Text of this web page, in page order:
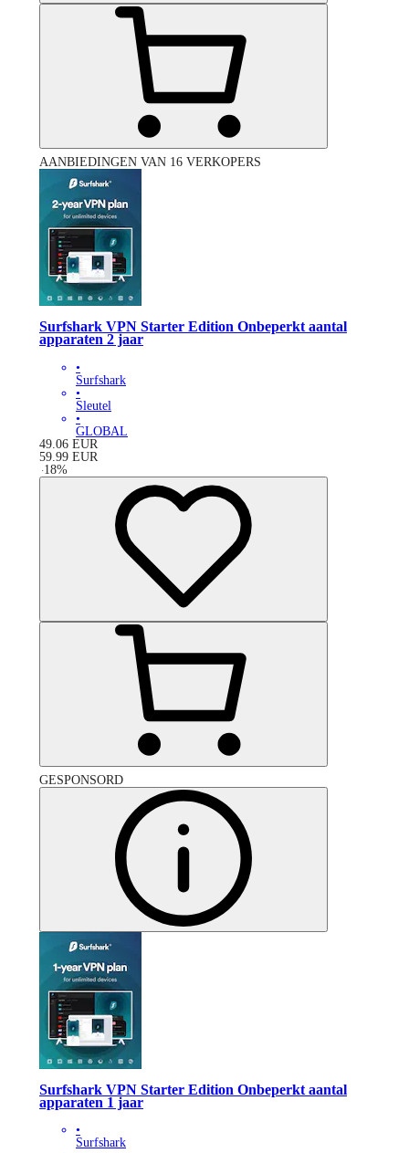
AANBIEDINGEN VAN 16 VERKOPERS
Surfshark VPN Starter Edition Onbeperkt aantal
apparaten 2 jaar
•
Surfshark
•
Sleutel
•
GLOBAL
49.06 EUR
59.99 EUR
-18%
GESPONSORD
Surfshark VPN Starter Edition Onbeperkt aantal
apparaten 1 jaar
•
Surfshark